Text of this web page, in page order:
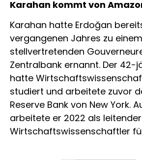
Karahan kommt von
Karahan hatte Erdoğan
vergangenen Jahres zu
stellvertretenden
Zentralbank ernannt. Der 42-
hatte
studiert und arbeitete zuvor
Reserve Bank von New York.
arbeitete er 2022 als leitender
Wirtschaftswissenschaftler